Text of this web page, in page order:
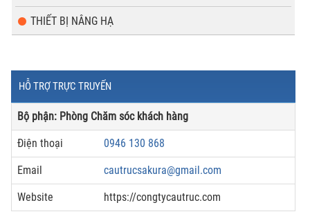
THIẾT BỊ NÂNG HẠ
HỖ TRỢ TRỰC TRUYẾN
Bộ phận: Phòng Chăm sóc khách hàng
Điện thoại 0946 130 868
Email cautrucsakura@gmail.com
Website https://congtycautruc.com